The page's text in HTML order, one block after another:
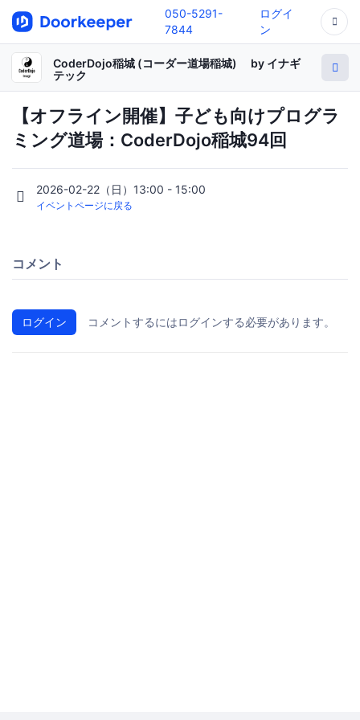
050-5291-
7844
ログイ
ン
CoderDojo稲城 (コーダー道場稲城) by イナギ
テック
【オフライン開催】子ども向けプログラ
ミング道場：CoderDojo稲城94回
2026-02-22（日）13:00 - 15:00
イベントページに戻る
コメント
ログイン コメントするにはログインする必要があります。